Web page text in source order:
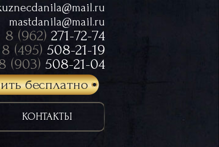
mastdanila@mail.ru
8 (962) 271-72-74
8 (495) 508-21-19
(903) 508-21-04
бесплатно
КОНТАКТЫ